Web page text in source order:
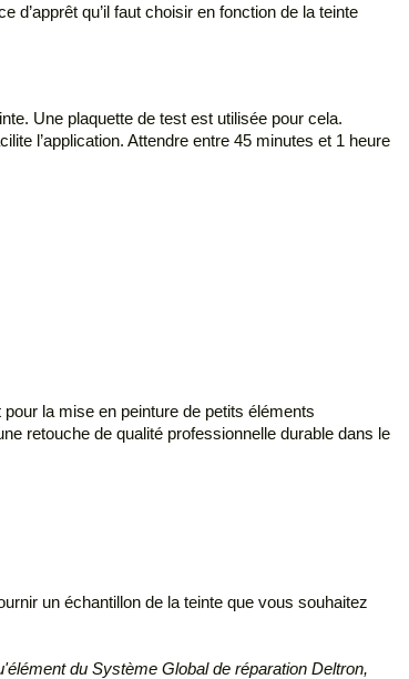
d’apprêt qu’il faut choisir en fonction de la teinte
Une plaquette de test est utilisée pour cela.
l’application. Attendre entre 45 minutes et 1 heure
la mise en peinture de petits éléments
retouche de qualité professionnelle durable dans le
un échantillon de la teinte que vous souhaitez
du Système Global de réparation Deltron,